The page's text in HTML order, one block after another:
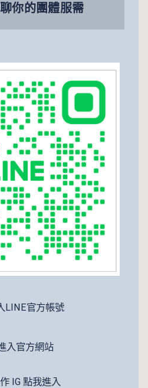
你的團體服需
LINE官方帳號
入官方網站
IG 點我進入